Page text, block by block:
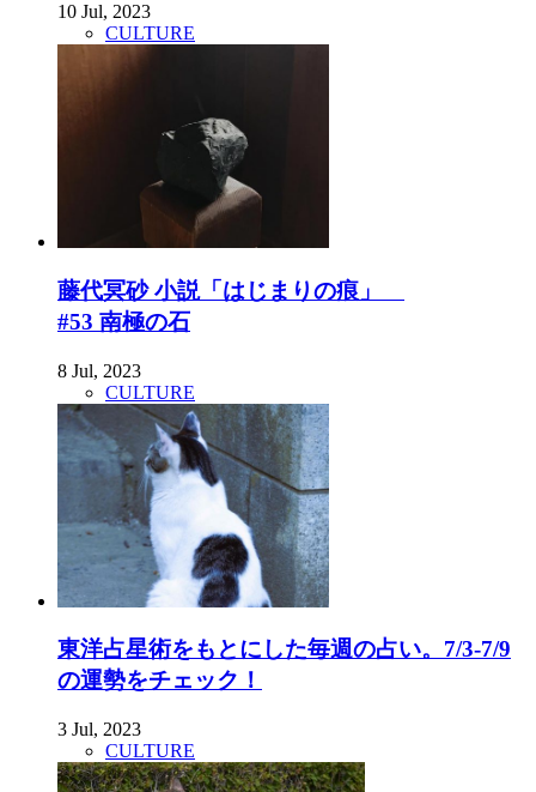
10 Jul, 2023
CULTURE
藤代冥砂 小説「はじまりの痕」
#53 南極の石
8 Jul, 2023
CULTURE
東洋占星術をもとにした毎週の占い。7/3-7/9
の運勢をチェック！
3 Jul, 2023
CULTURE